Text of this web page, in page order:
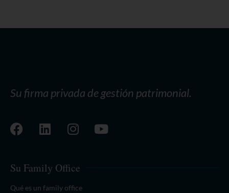
Su firma privada de gestión patrimonial.
Su Family Office
Qué es un family office